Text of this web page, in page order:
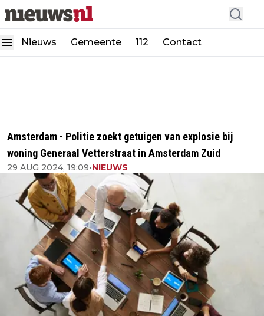
Nieuws Gemeente 112 Contact
Amsterdam - Politie zoekt getuigen van explosie bij
woning Generaal Vetterstraat in Amsterdam Zuid
29 AUG 2024, 19:09•NIEUWS